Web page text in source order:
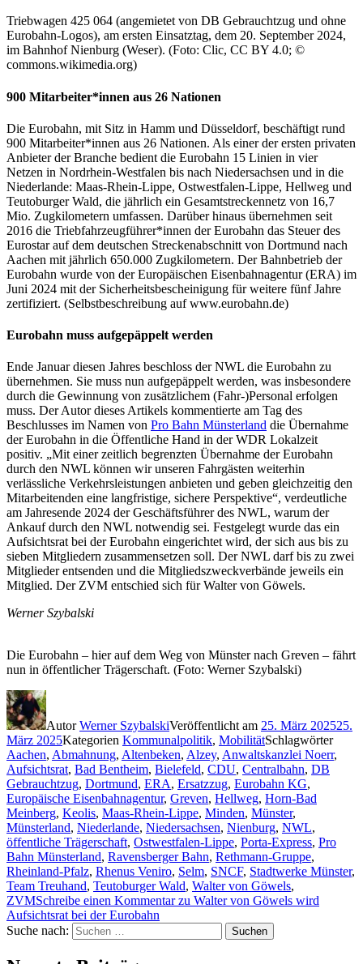
Triebwagen 425 064 (angemietet von DB Gebrauchtzug und ohne
Eurobahn-Logos), am ersten Einsatztag, dem 20. September 2024,
im Bahnhof Nienburg (Weser). (Foto: Clic, CC BY 4.0; ©
commons.wikimedia.org)
900 Mitarbeiter*innen aus 26 Nationen
Die Eurobahn, mit Sitz in Hamm und Düsseldorf, beschäftigt rund
900 Mitarbeiter*innen aus 26 Nationen. Als einer der ersten privaten
Anbieter der Branche bedient die Eurobahn 15 Linien in vier
Netzen in Nordrhein-Westfalen bis nach Niedersachsen und in die
Niederlande: Maas-Rhein-Lippe, Ostwestfalen-Lippe, Hellweg und
Teutoburger Wald, die jährlich ein Gesamtstreckennetz von 16,7
Mio. Zugkilometern umfassen. Darüber hinaus übernehmen seit
2016 die Triebfahrzeugführer*innen der Eurobahn das Steuer des
Eurostar auf dem deutschen Streckenabschnitt von Dortmund nach
Aachen mit jährlich 650.000 Zugkilometern. Der Bahnbetrieb der
Eurobahn wurde von der Europäischen Eisenbahnagentur (ERA) im
Juni 2024 mit der Sicherheitsbescheinigung für weitere fünf Jahre
zertifiziert. (Selbstbeschreibung auf www.eurobahn.de)
Eurobahn muss aufgepäppelt werden
Ende Januar diesen Jahres beschloss der NWL die Eurobahn zu
übernehmen. Sie muss nun aufgepäppelt werden, was insbesondere
durch die Gewinnung von zusätzlichem (Fahr-)Personal erfolgen
muss. Der Autor dieses Artikels kommentierte am Tag des
Beschlusses im Namen von Pro Bahn Münsterland die Übernahme
der Eurobahn in die Öffentliche Hand in der WDR Lokalzeit
positiv. „Mit einer zeitlich begrenzten Übernahme der Eurobahn
durch den NWL können wir unseren Fahrgästen weiterhin
verlässliche Verkehrsleistungen anbieten und geben gleichzeitig den
Mitarbeitenden eine langfristige, sichere Perspektive“, verdeutliche
am Jahresende 2024 der Geschäftsführer des NWL, warum der
Ankauf durch den NWL notwendig sei. Festgelegt wurde das ein
Aufsichtsrat bei der Eurobahn eingerichtet wird, der sich aus bis zu
sieben Mitgliedern zusammensetzen soll. Der NWL darf bis zu zwei
Mitglieder entsenden und die Mitgliedszweckverbände jeweils ein
Mitglied. Der ZVM entschied sich für Walter von Göwels.
Werner Szybalski
Die Eurobahn – hier auf dem Weg von Münster nach Greven – fährt
nun in öffentlicher Trägerschaft. (Foto: Werner Szybalski)
AutorWerner SzybalskiVeröffentlicht am 25. März 202525.
März 2025Kategorien Kommunalpolitik, MobilitätSchlagwörter
Aachen, Abmahnung, Altenbeken, Alzey, Anwaltskanzlei Noerr,
Aufsichtsrat, Bad Bentheim, Bielefeld, CDU, Centralbahn, DB
Gebrauchtzug, Dortmund, ERA, Ersatzzug, Eurobahn KG,
Europäische Eisenbahnagentur, Greven, Hellweg, Horn-Bad
Meinberg, Keolis, Maas-Rhein-Lippe, Minden, Münster,
Münsterland, Niederlande, Niedersachsen, Nienburg, NWL,
öffentliche Trägerschaft, Ostwestfalen-Lippe, Porta-Express, Pro
Bahn Münsterland, Ravensberger Bahn, Rethmann-Gruppe,
Rheinland-Pfalz, Rhenus Veniro, Selm, SNCF, Stadtwerke Münster,
Team Treuhand, Teutoburger Wald, Walter von Göwels,
ZVMSchreibe einen Kommentarzu Walter von Göwels wird
Aufsichtsrat bei der Eurobahn
Suche nach:
Suchen